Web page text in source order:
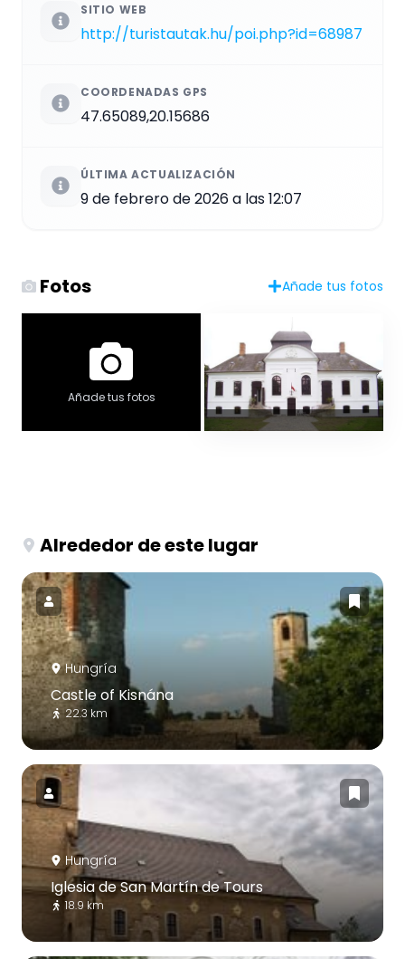
SITIO WEB
http://turistautak.hu/poi.php?id=68987
COORDENADAS GPS
47.65089,20.15686
ÚLTIMA ACTUALIZACIÓN
9 de febrero de 2026 a las 12:07
Fotos Añade tus fotos
Añade tus fotos
Alrededor de este lugar
Hungría
Castle of Kisnána
22.3 km
Hungría
Iglesia de San Martín de Tours
18.9 km